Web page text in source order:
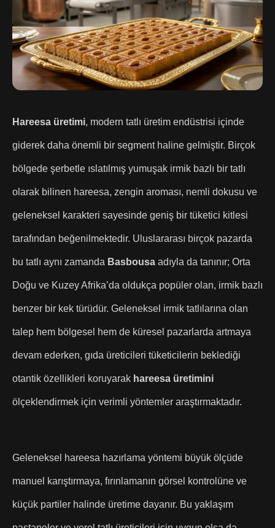
Hareesa üretimi, modern tatlı üretim endüstrisi içinde
giderek daha önemli bir segment haline gelmiştir. Birçok
bölgede şerbetle ıslatılmış yumuşak irmik bazlı bir tatlı
olarak bilinen hareesa, zengin aroması, nemli dokusu ve
geleneksel karakteri sayesinde geniş bir tüketici kitlesi
tarafından beğenilmektedir. Uluslararası birçok pazarda
bu tatlı aynı zamanda Basbousa adıyla da tanınır; Orta
Doğu ve Kuzey Afrika’da oldukça popüler olan, irmik bazlı
benzer bir kek türüdür. Geleneksel irmik tatlılarına olan
talep hem bölgesel hem de küresel pazarlarda artmaya
devam ederken, gıda üreticileri tüketicilerin beklediği
otantik özellikleri koruyarak hareesa üretimini
ölçeklendirmek için verimli yöntemler araştırmaktadır.
Geleneksel hareesa hazırlama yöntemi büyük ölçüde
manuel karıştırmaya, fırınlamanın görsel kontrolüne ve
küçük partiler halinde üretime dayanır. Bu yaklaşım